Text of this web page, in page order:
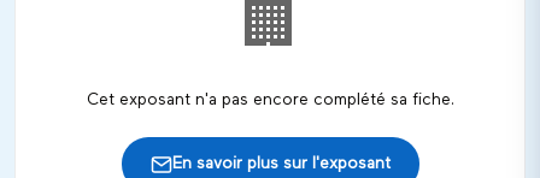
🏢
Cet exposant n'a pas encore complété sa fiche.
En savoir plus sur l'exposant